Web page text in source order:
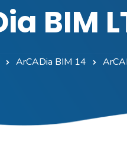
BIM
ArCADia BIM 14